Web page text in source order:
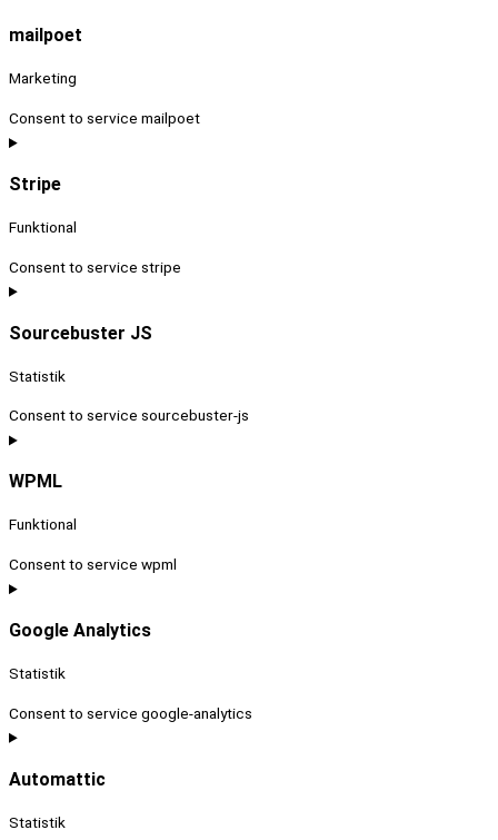
mailpoet
Marketing
Consent to service mailpoet
Stripe
Funktional
Consent to service stripe
Sourcebuster JS
Statistik
Consent to service sourcebuster-js
WPML
Funktional
Consent to service wpml
Google Analytics
Statistik
Consent to service google-analytics
Automattic
Statistik